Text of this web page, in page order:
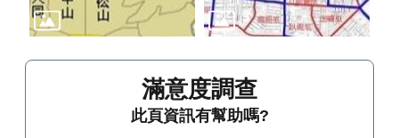
滿意度調查
此頁資訊有幫助嗎?